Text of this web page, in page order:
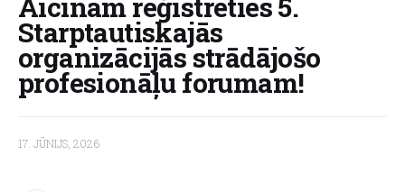
About us
Starptautiskajās
organizācijās strādājošo
profesionāļu forumam!
17. JŪNIJS, 2026